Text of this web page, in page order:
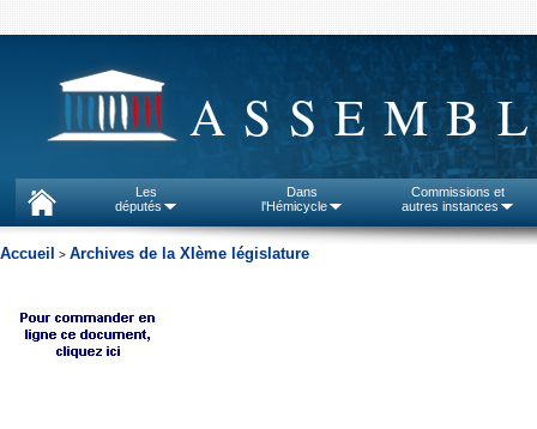
Les
députés
Dans
l'Hémicycle
Commissions et
autres instances
Accueil > Archives de la XIème législature